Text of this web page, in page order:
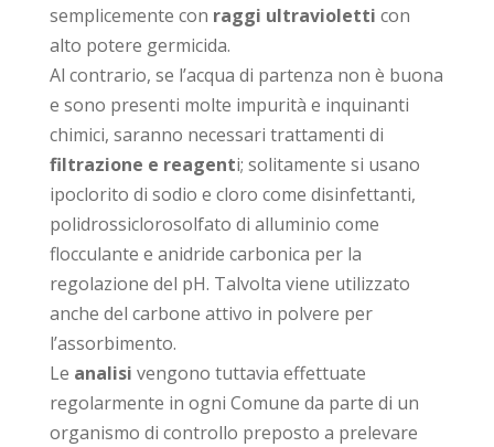
semplicemente con raggi ultravioletti con
alto potere germicida.
Al contrario, se l’acqua di partenza non è buona
e sono presenti molte impurità e inquinanti
chimici, saranno necessari trattamenti di
filtrazione e reagenti; solitamente si usano
ipoclorito di sodio e cloro come disinfettanti,
polidrossiclorosolfato di alluminio come
flocculante e anidride carbonica per la
regolazione del pH. Talvolta viene utilizzato
anche del carbone attivo in polvere per
l’assorbimento.
Le analisi vengono tuttavia effettuate
regolarmente in ogni Comune da parte di un
organismo di controllo preposto a prelevare